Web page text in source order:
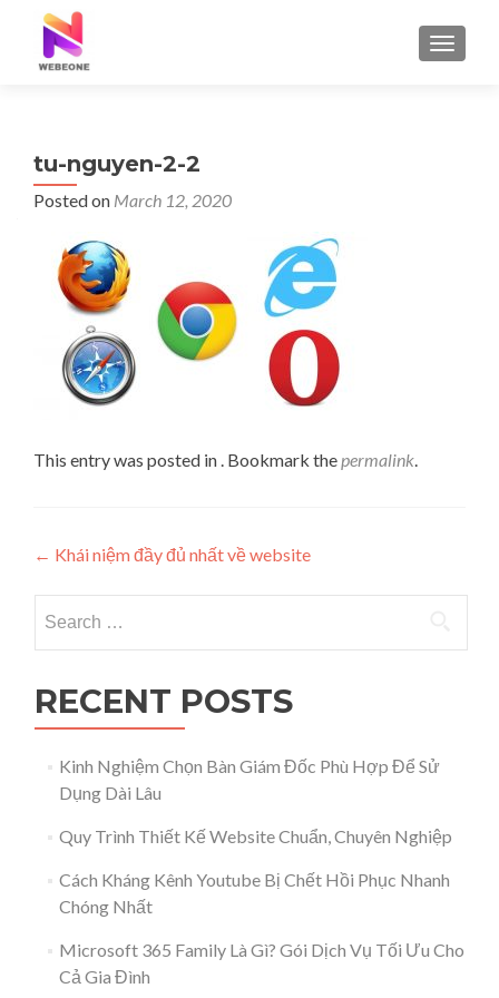
tu-nguyen-2-2
Posted on March 12, 2020
This entry was posted in . Bookmark thepermalink.
Post navigation
← Khái niệm đầy đủ nhất về website
RECENT POSTS
Kinh Nghiệm Chọn Bàn Giám Đốc Phù Hợp Để Sử
Dụng Dài Lâu
Quy Trình Thiết Kế Website Chuẩn, Chuyên Nghiệp
Cách Kháng Kênh Youtube Bị Chết Hồi Phục Nhanh
Chóng Nhất
Microsoft 365 Family Là Gì? Gói Dịch Vụ Tối Ưu Cho
Cả Gia Đình